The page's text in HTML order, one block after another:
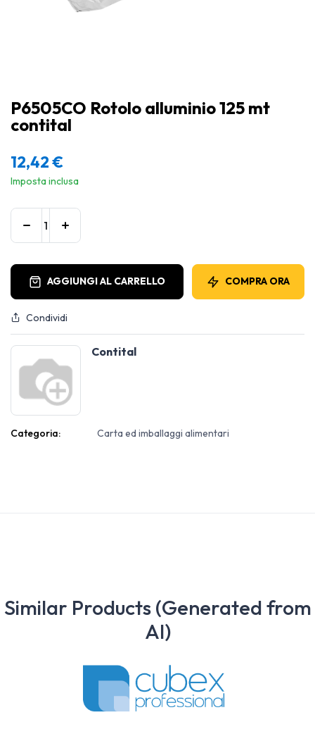
P6505CO Rotolo alluminio 125 mt
contital
12,42€
Imposta inclusa
AGGIUNGI AL CARRELLO COMPRA ORA
Condividi
Contital
Categoria: Carta ed imballaggi alimentari
Similar Products (Generated from
AI)